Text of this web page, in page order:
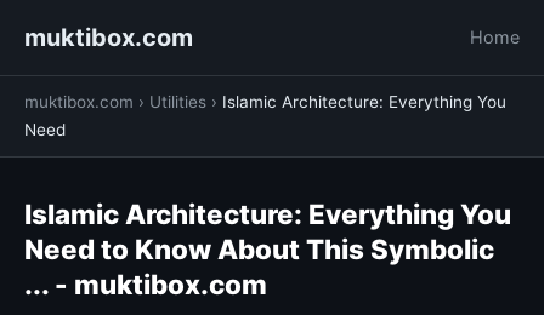
muktibox.com Home
muktibox.com › Utilities › Islamic Architecture: Everything You
Need
Islamic Architecture: Everything You
Need to Know About This Symbolic
... - muktibox.com